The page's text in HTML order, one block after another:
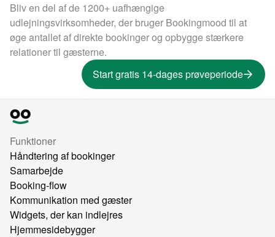
Bliv en del af de 1200+ uafhængige
udlejningsvirksomheder, der bruger Bookingmood til at
øge antallet af direkte bookinger og opbygge stærkere
relationer til gæsterne.
Start gratis 14-dages prøveperiode
Funktioner
Håndtering af bookinger
Samarbejde
Booking-flow
Kommunikation med gæster
Widgets, der kan indlejres
Hjemmesidebygger